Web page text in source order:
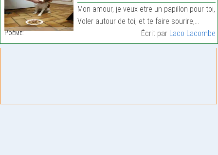
Poème:
Mon amour, je veux etre un papillon pour toi,
Voler autour de toi, et te faire sourire,…
Écrit par Laco Lacombe